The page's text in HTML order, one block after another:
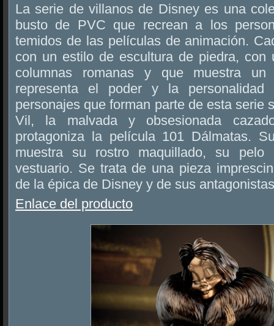
La serie de villanos de Disney es una
busto de PVC que recrean a los
temidos de las películas de animación.
con un estilo de escultura de piedra, con
columnas romanas y que muestra un
representa el poder y la
personajes que forman parte de esta serie
Vil, la malvada y obsesionada
protagoniza la película 101 Dálmatas.
muestra su rostro maquillado, su
vestuario. Se trata de una pieza
de la épica de Disney y de sus
Enlace del producto